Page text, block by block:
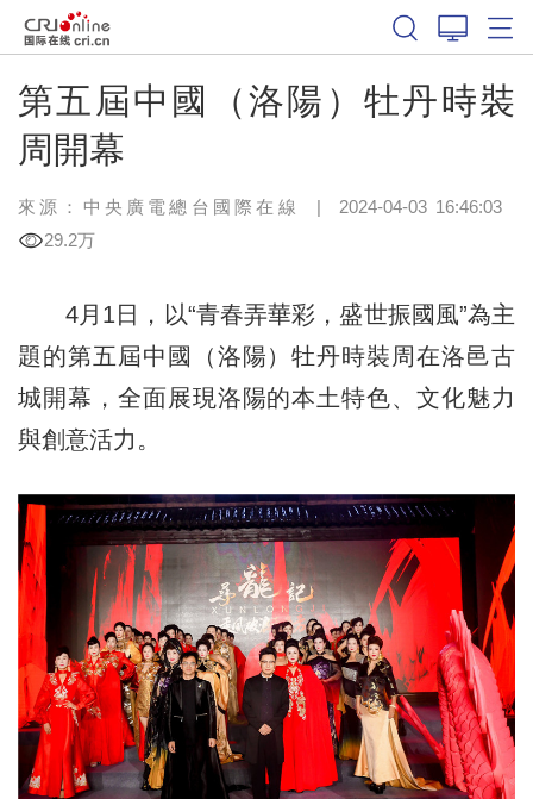
第五屆中國（洛陽）牡丹時裝
周開幕
來源：中央廣電總台國際在線 | 2024-04-03 16:46:03
29.2万
4月1日，以“青春弄華彩，盛世振國風”為主
題的第五屆中國（洛陽）牡丹時裝周在洛邑古
城開幕，全面展現洛陽的本土特色、文化魅力
與創意活力。